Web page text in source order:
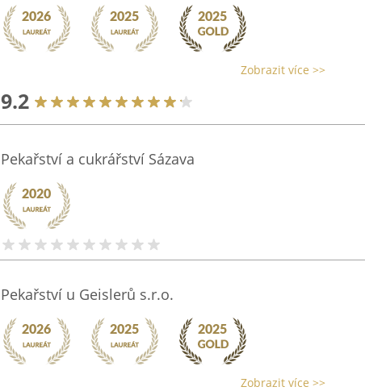
Zobrazit více >>
9.2
Pekařství a cukrářství Sázava
Pekařství u Geislerů s.r.o.
Zobrazit více >>